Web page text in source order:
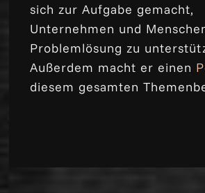
sich zur Aufgabe gemacht,
Unternehmen und
Problemlösung zu
Außerdem macht er einen
diesem gesamten